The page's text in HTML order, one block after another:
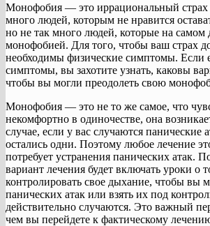
Монофобия — это иррациональный страх
много людей, которым не нравится
но не так много людей, которые на самом
монофобией. Для того, чтобы ваш страх
необходимы физические симптомы. Если
симптомы, вы захотите узнать, каковы
чтобы вы могли преодолеть свою
Монофобия — это не то же самое, что
некомфортно в одиночестве, она
случае, если у вас случаются панические
остались одни. Поэтому любое лечение
потребует устранения панических атак.
вариант лечения будет включать уроки о
контролировать свое дыхание, чтобы вы
панических атак или взять их под
действительно случаются. Это важный
чем вы перейдете к фактическому